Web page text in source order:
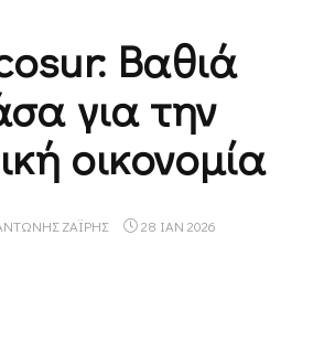
Βαθιά
για την
οικονομία
ΖΑΪ́ΡΗΣ 28 ΙΑΝ 2026